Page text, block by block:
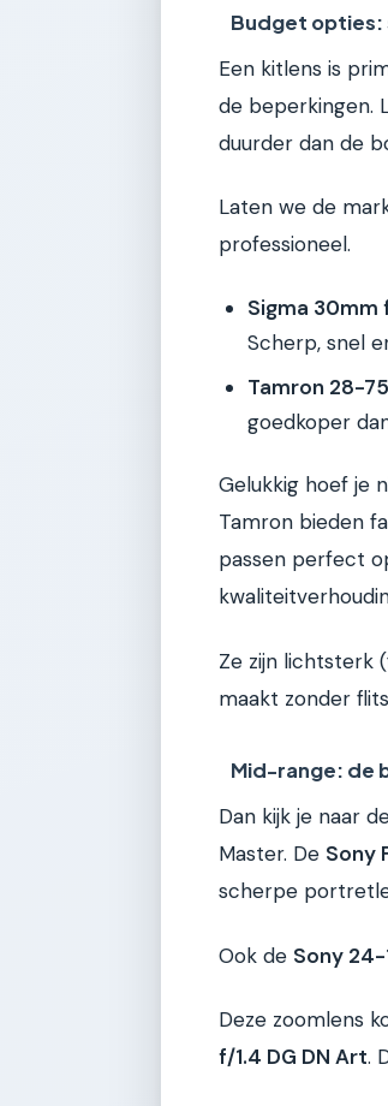
Budget opties:
Een kitlens is
de beperkingen.
duurder dan de
Laten we de
professioneel.
Sigma 30mm
Scherp, snel
Tamron 28-
goedkoper
Gelukkig hoef je
Tamron bieden
passen perfect
Ze zijn lichtsterk
maakt zonder
Mid-range: de
Dan kijk je naar
Master. De Sony
scherpe
Ook de Sony
Deze zoomlens
f/1.4 DG DN Art.